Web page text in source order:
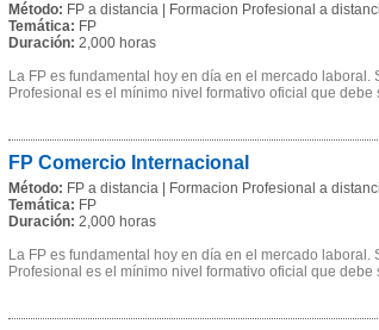
Método: FP a distancia | Formacion Profesional a
Temática: FP
Duración: 2,000 horas
La FP es fundamental hoy en día en el mercado
Profesional es el mínimo nivel formativo oficial que debe
FP Comercio Internacional
Método: FP a distancia | Formacion Profesional a
Temática: FP
Duración: 2,000 horas
La FP es fundamental hoy en día en el mercado
Profesional es el mínimo nivel formativo oficial que debe